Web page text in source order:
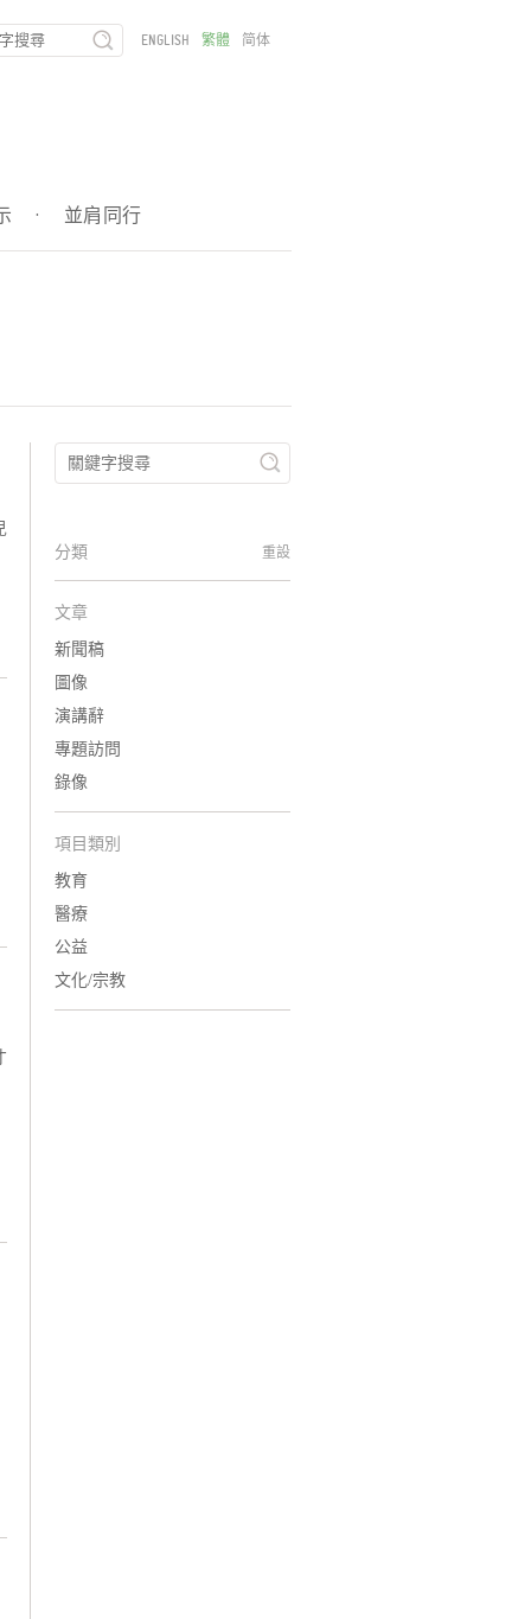
· 並肩同行
ENGLISH 繁體 简体
分類 重設
文章
新聞稿
圖像
演講辭
專題訪問
錄像
項目類別
教育
醫療
公益
文化/宗教